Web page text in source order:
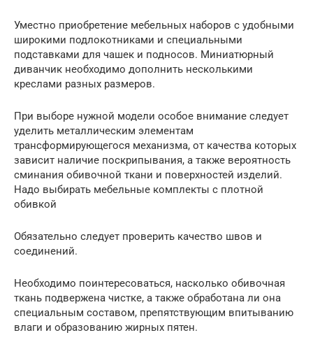
Уместно приобретение мебельных наборов с удобными
широкими подлокотниками и специальными
подставками для чашек и подносов. Миниатюрный
диванчик необходимо дополнить несколькими
креслами разных размеров.
При выборе нужной модели особое внимание следует
уделить металлическим элементам
трансформирующегося механизма, от качества которых
зависит наличие поскрипывания, а также вероятность
сминания обивочной ткани и поверхностей изделий.
Надо выбирать мебельные комплекты с плотной
обивкой
Обязательно следует проверить качество швов и
соединений.
Необходимо поинтересоваться, насколько обивочная
ткань подвержена чистке, а также обработана ли она
специальным составом, препятствующим впитыванию
влаги и образованию жирных пятен.